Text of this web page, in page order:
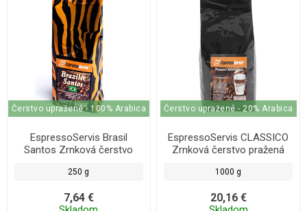
Čerstvo upražené - 100% Arabica
EspressoServis Brasil
Santos Zrnková čerstvo
pražená káva, 100% arabica,
250 g
250 g
7,64 €
Čerstvo upražené - 20% Arabica
EspressoServis CLASSICO
Zrnková čerstvo pražená
1000 g
20,16 €